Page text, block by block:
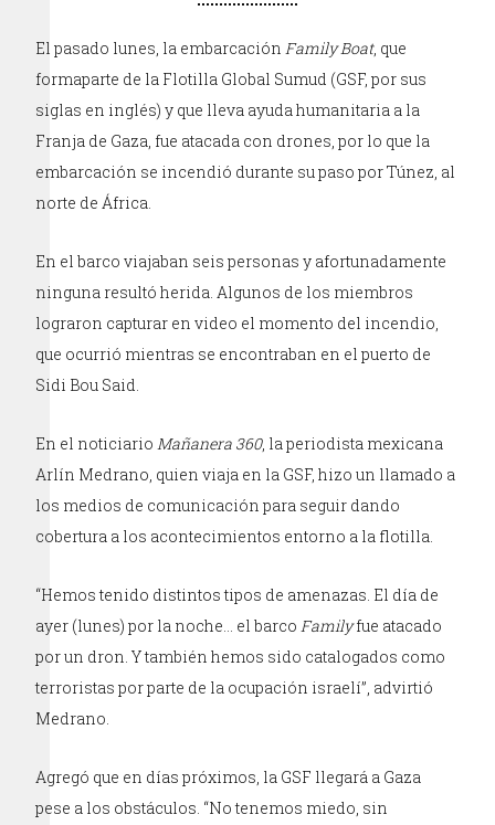
El pasado lunes, la embarcaciónFamily Boat, que
formaparte de la Flotilla Global Sumud (GSF, por sus
siglas en inglés) y que lleva ayuda humanitaria a la
Franja de Gaza, fue atacada con drones, por lo que la
embarcación se incendió durante su paso por Túnez, al
norte de África.
En el barco viajaban seis personas y afortunadamente
ninguna resultó herida. Algunos de los miembros
lograron capturar en video el momento del incendio,
que ocurrió mientras se encontraban en el puerto de
Sidi Bou Said.
En el noticiarioMañanera 360, la periodista mexicana
Arlín Medrano, quien viaja en la GSF, hizo un llamado a
los medios de comunicación para seguir dando
cobertura a los acontecimientos entorno a la flotilla.
“Hemos tenido distintos tipos de amenazas. El día de
ayer (lunes) por la noche… el barcoFamilyfue atacado
por un dron. Y también hemos sido catalogados como
terroristas por parte de la ocupación israelí”, advirtió
Medrano.
Agregó que en días próximos, la GSF llegará a Gaza
pese a los obstáculos. “No tenemos miedo, sin